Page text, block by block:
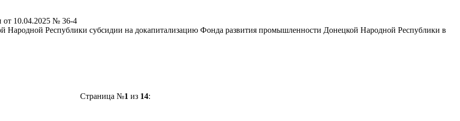
от 10.04.2025 № 36-4
Народной Республики субсидии на докапитализацию Фонда развития промышленности Донецкой Народной Республики в
Страница №1 из 14: